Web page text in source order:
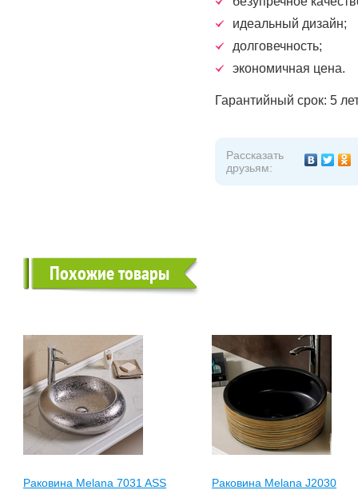
идеальный дизайн;
долговечность;
экономичная цена.
Гарантийный срок: 5
Рассказать
друзьям:
Похожие товары
Раковина Melana 7031 ASS
Раковина Melana J2030